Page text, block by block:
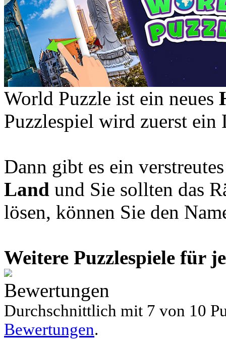
World Puzzle ist ein neues
Puzzlespiel wird zuerst ein
Dann gibt es ein
Land und Sie sollten das
lösen, können Sie den
Weitere Puzzlespiele für
Bewertungen
Durchschnittlich mit 7 von 10
Bewertungen.